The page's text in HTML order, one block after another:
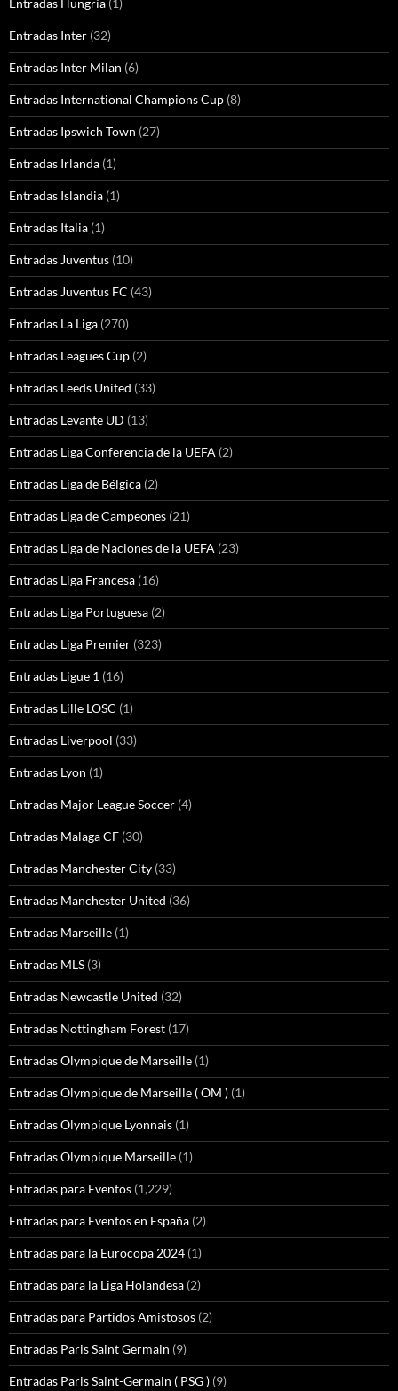
Entradas Hungría (1)
Entradas Inter (32)
Entradas Inter Milan (6)
Entradas International Champions Cup (8)
Entradas Ipswich Town (27)
Entradas Irlanda (1)
Entradas Islandia (1)
Entradas Italia (1)
Entradas Juventus (10)
Entradas Juventus FC (43)
Entradas La Liga (270)
Entradas Leagues Cup (2)
Entradas Leeds United (33)
Entradas Levante UD (13)
Entradas Liga Conferencia de la UEFA (2)
Entradas Liga de Bélgica (2)
Entradas Liga de Campeones (21)
Entradas Liga de Naciones de la UEFA (23)
Entradas Liga Francesa (16)
Entradas Liga Portuguesa (2)
Entradas Liga Premier (323)
Entradas Ligue 1 (16)
Entradas Lille LOSC (1)
Entradas Liverpool (33)
Entradas Lyon (1)
Entradas Major League Soccer (4)
Entradas Malaga CF (30)
Entradas Manchester City (33)
Entradas Manchester United (36)
Entradas Marseille (1)
Entradas MLS (3)
Entradas Newcastle United (32)
Entradas Nottingham Forest (17)
Entradas Olympique de Marseille (1)
Entradas Olympique de Marseille ( OM ) (1)
Entradas Olympique Lyonnais (1)
Entradas Olympique Marseille (1)
Entradas para Eventos (1,229)
Entradas para Eventos en España (2)
Entradas para la Eurocopa 2024 (1)
Entradas para la Liga Holandesa (2)
Entradas para Partidos Amistosos (2)
Entradas Paris Saint Germain (9)
Entradas Paris Saint-Germain ( PSG ) (9)